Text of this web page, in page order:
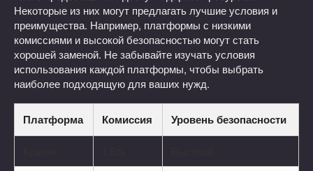
Некоторые из них могут предлагать лучшие условия и
преимущества. Например, платформы с низкими
комиссиями и высокой безопасностью могут стать
хорошей заменой. Не забывайте изучать условия
использования каждой платформы, чтобы выбрать
наиболее подходящую для ваших нужд.
Платформа Комиссия Уровень безопасности